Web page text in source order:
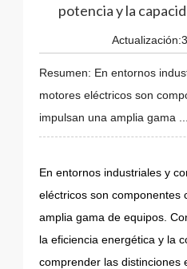
potencia y la
Resumen: En entornos
motores eléctricos son
impulsan una amplia gama ...
En entornos industriales y
eléctricos son componentes
amplia gama de equipos.
la eficiencia energética y la
comprender las distinciones